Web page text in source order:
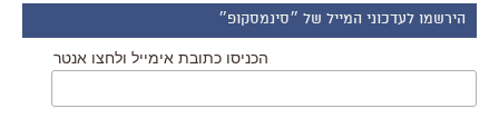
הירשמו לעדכוני המייל של ״סינמסקופ״
הכניסו כתובת אימייל ולחצו אנטר